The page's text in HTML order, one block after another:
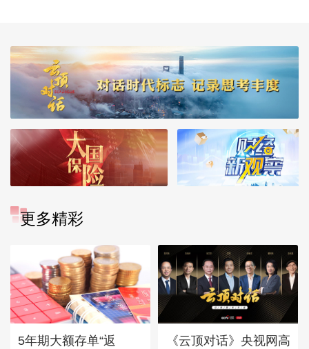
更多精彩
5年期大额存单“返
《云顶对话》央视网高